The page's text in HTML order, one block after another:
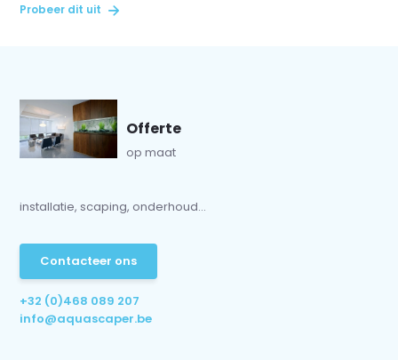
Probeer dit uit
Offerte
op maat
installatie, scaping, onderhoud...
Contacteer ons
+32 (0)468 089 207
info@aquascaper.be